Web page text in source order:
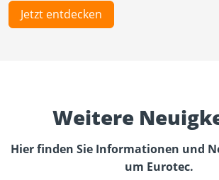
Jetzt entdecken
Weitere
Hier finden Sie Informationen und
um Eurotec.